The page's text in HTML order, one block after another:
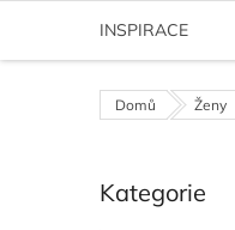
INSPIRACE
Domů Ženy
o
Přeskočit
kategorie
Kategorie